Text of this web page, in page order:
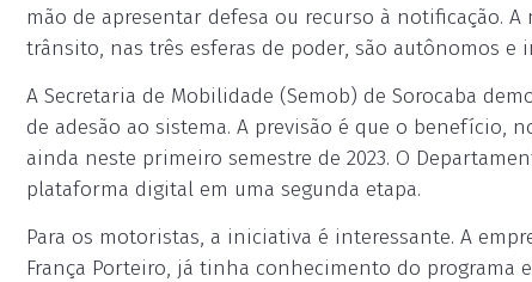
mão de apresentar defesa ou recurso à notificação.
trânsito, nas três esferas de poder, são autônomos
A Secretaria de Mobilidade (Semob) de Sorocaba
de adesão ao sistema. A previsão é que o
ainda neste primeiro semestre de 2023. O
plataforma digital em uma segunda etapa.
Para os motoristas, a iniciativa é interessante. A
França Porteiro, já tinha conhecimento do